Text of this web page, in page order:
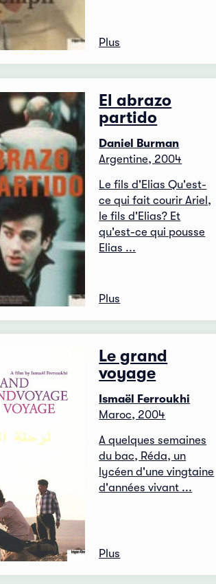
Plus
El abrazo
partido
Daniel Burman
Argentine, 2004
Le fils d'Elias Qu'est-
ce qui fait courir Ariel,
le fils d'Elias? Et
qu'est-ce qui pousse
Elias ...
Plus
Le grand
voyage
Ismaël Ferroukhi
Maroc, 2004
A quelques semaines
du bac, Réda, un
lycéen d'une vingtaine
d'années vivant ...
Plus